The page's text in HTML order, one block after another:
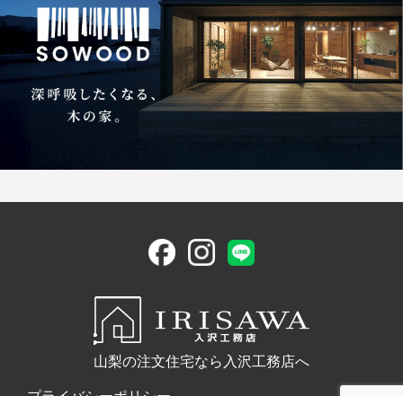
山梨の注文住宅なら入沢工務店へ